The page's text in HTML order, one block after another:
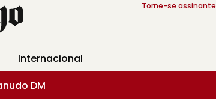
Torne-se assinante
Internacional
DM